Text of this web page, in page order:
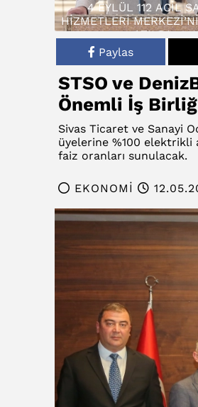
4 EYLÜL 112 ACİL
HİZMETLERİ
ATILDI…
Paylas
STSO ve
Önemli İş
Sivas Ticaret ve Sanayi
üyelerine %100 elektrikli
faiz oranları sunulacak.
EKONOMİ